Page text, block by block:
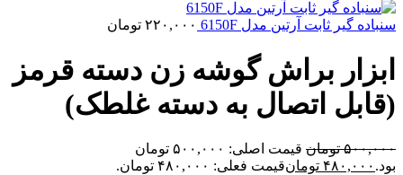
سنباده گیر ثابت آرتین مدل 6150F ۲۲۰,۰۰۰ تومان
ابزار براش گوشه زن دسته قرمز
(قابل اتصال به دسته غلطک)
۵۰۰,۰۰۰ تومان
قیمت اصلی: ۵۰۰,۰۰۰ تومان
بود. ۴۸۰,۰۰۰ تومانقیمت فعلی: ۴۸۰,۰۰۰ تومان.